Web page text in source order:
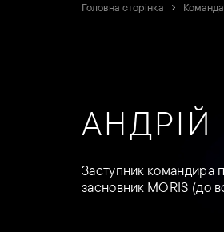
Головна сторінка Команда
Заступник командира
засновник MORIS (до